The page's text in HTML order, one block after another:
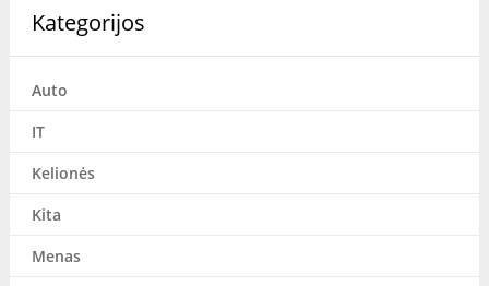
Kategorijos
Auto
IT
Kelionės
Kita
Menas